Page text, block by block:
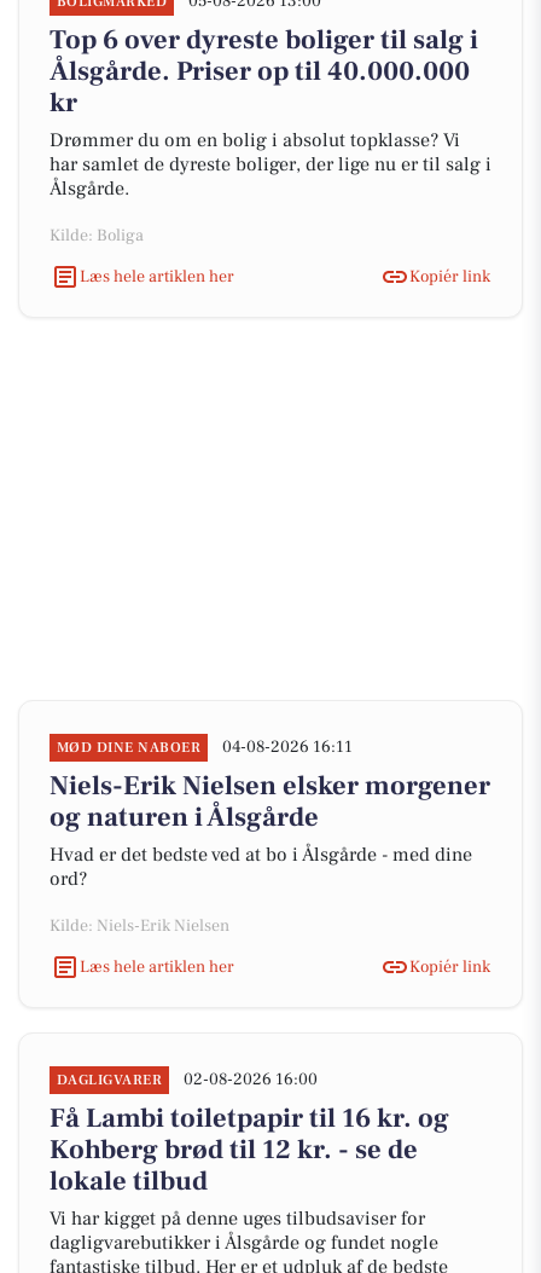
Top 6 over dyreste boliger til salg i
Ålsgårde. Priser op til 40.000.000
kr
Drømmer du om en bolig i absolut topklasse? Vi
har samlet de dyreste boliger, der lige nu er til salg i
Ålsgårde.
Kilde: Boliga
Læs hele artiklen her
Kopiér link
MØD DINE NABOER 04-08-2026 16:11
Niels-Erik Nielsen elsker morgener
og naturen i Ålsgårde
Hvad er det bedste ved at bo i Ålsgårde - med dine
ord?
Kilde: Niels-Erik Nielsen
Læs hele artiklen her
Kopiér link
DAGLIGVARER 02-08-2026 16:00
Få Lambi toiletpapir til 16 kr. og
Kohberg brød til 12 kr. - se de
lokale tilbud
Vi har kigget på denne uges tilbudsaviser for
dagligvarebutikker i Ålsgårde og fundet nogle
fantastiske tilbud. Her er et udpluk af de bedste